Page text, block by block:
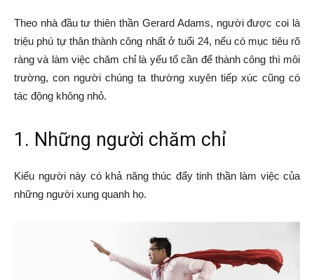
Theo nhà đầu tư thiên thần Gerard Adams, người được coi là
triệu phú tự thân thành công nhất ở tuổi 24, nếu có mục tiêu rõ
ràng và làm việc chăm chỉ là yếu tố cần để thành công thì môi
trường, con người chúng ta thường xuyên tiếp xúc cũng có
tác động không nhỏ.
1. Những người chăm chỉ
Kiểu người này có khả năng thúc đẩy tinh thần làm việc của
những người xung quanh họ.